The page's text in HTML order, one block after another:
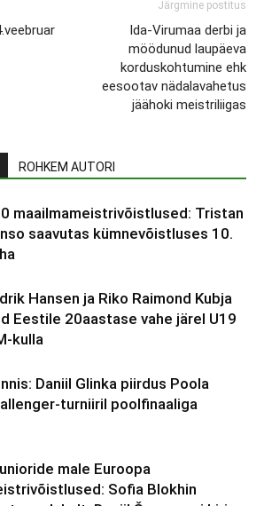
Järgmine postitus
Ida-Virumaa derbi ja
möödunud laupäeva
korduskohtumine ehk
eesootav nädalavahetus
jäähoki meistriliigas
ROHKEM AUTORI
maailmameistrivõistlused: Tristan
saavutas kümnevõistluses 10.
Hansen ja Riko Raimond Kubja
Eestile 20aastase vahe järel U19
kulla
Daniil Glinka piirdus Poola
turniiril poolfinaaliga
male Euroopa
Sofia Blokhin